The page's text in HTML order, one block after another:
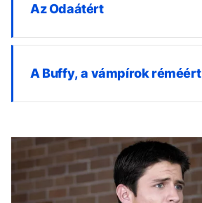
Az Odaátért
A Buffy, a vámpírok réméért